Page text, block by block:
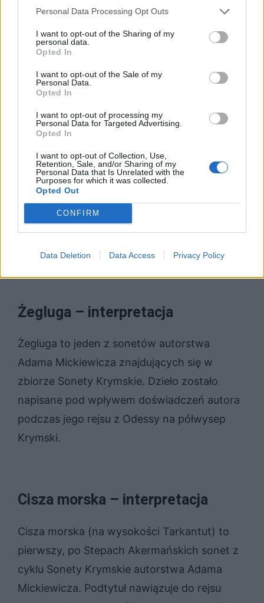
Personal Data Processing Opt Outs
I want to opt-out of the Sharing of my
personal data.
Opted In
I want to opt-out of the Sale of my
Personal Data.
Opted In
I want to opt-out of processing my
Personal Data for Targeted Advertising.
Opted In
I want to opt-out of Collection, Use,
Retention, Sale, and/or Sharing of my
Personal Data that Is Unrelated with the
Purposes for which it was collected.
Opted Out
CONFIRM
Data Deletion Data Access Privacy Policy
Żegluga – interpretacja
Żegluga to jeden z sonetów autorstwa
Adama Mickiewicza znajdujących się w
zbiorze Sonety Krymskie. Dzieło zostało
napisane pod wpływem doświadczeń autora
podczas jego rejsu z Odessy na półwysep
Krymski.
Cisza morska – interpretacja
Cisza morska (na wysokości Tarkantut) to
pierwszy, po Stepach Akermańskich sonet z
cyklu Sonety Krymskie autorstwa Adama
Mickiewicza. Podtytuł nawiązuje do rejsu